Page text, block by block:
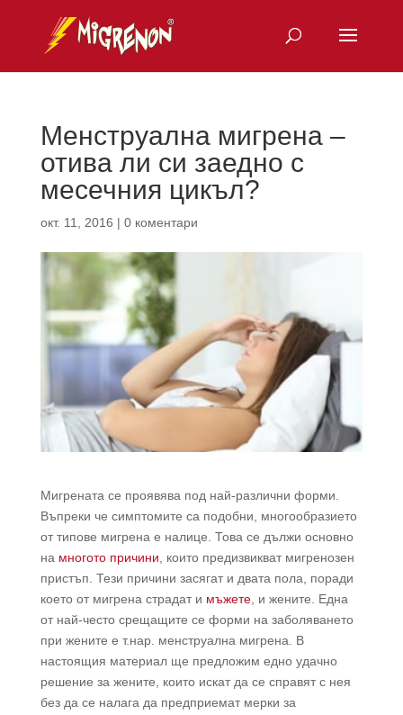
Менструална мигрена –
отива ли си заедно с
месечния цикъл?
окт. 11, 2016 | 0 коментари
Мигрената се проявява под най-различни форми.
Въпреки че симптомите са подобни, многообразието
от типове мигрена е налице. Това се дължи основно
на многото причини, които предизвикват мигренозен
пристъп. Тези причини засягат и двата пола, поради
което от мигрена страдат и мъжете, и жените. Една
от най-често срещащите се форми на заболяването
при жените е т.нар. менструална мигрена. В
настоящия материал ще предложим едно удачно
решение за жените, които искат да се справят с нея
без да се налага да предприемат мерки за